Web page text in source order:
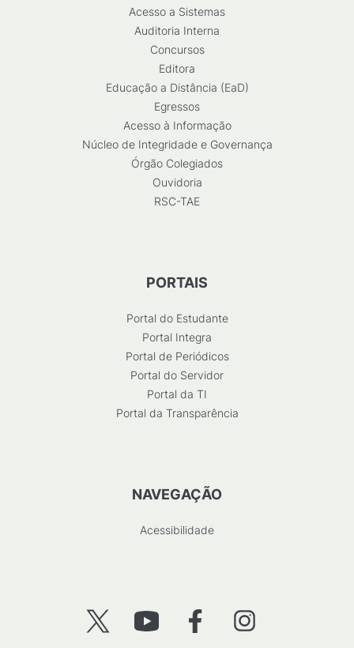
Acesso a Sistemas
Auditoria Interna
Concursos
Editora
Educação a Distância (EaD)
Egressos
Acesso à Informação
Núcleo de Integridade e Governança
Órgão Colegiados
Ouvidoria
RSC-TAE
PORTAIS
Portal do Estudante
Portal Integra
Portal de Periódicos
Portal do Servidor
Portal da TI
Portal da Transparência
NAVEGAÇÃO
Acessibilidade